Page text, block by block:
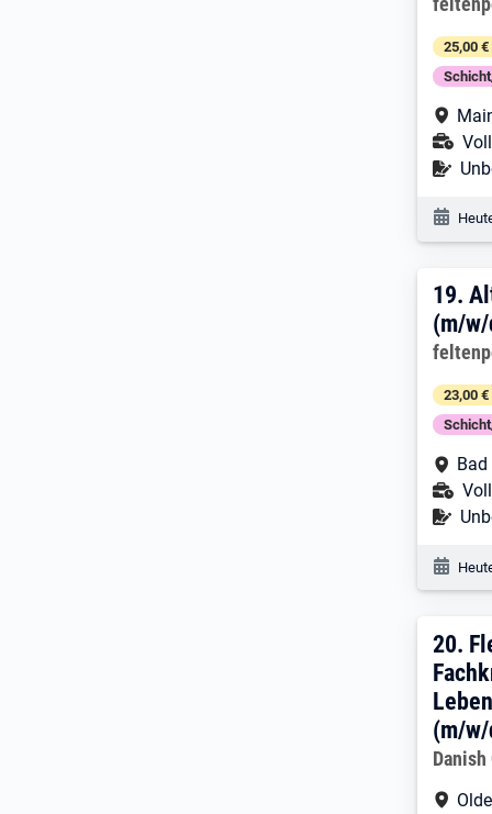
25,00
19.
19.
(m/
23,00
20.
20.
(m/
Danish